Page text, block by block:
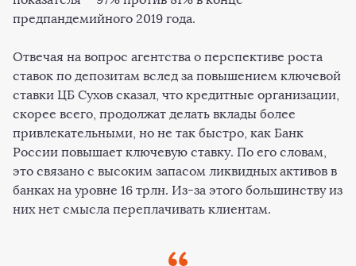
предпандемийного 2019 года.
Отвечая на вопрос агентства о перспективе роста
ставок по депозитам вслед за повышением ключевой
ставки ЦБ Сухов сказал, что кредитные организации,
скорее всего, продолжат делать вклады более
привлекательными, но не так быстро, как Банк
России повышает ключевую ставку. По его словам,
это связано с высоким запасом ликвидных активов в
банках на уровне 16 трлн. Из-за этого большинству из
них нет смысла переплачивать клиентам.